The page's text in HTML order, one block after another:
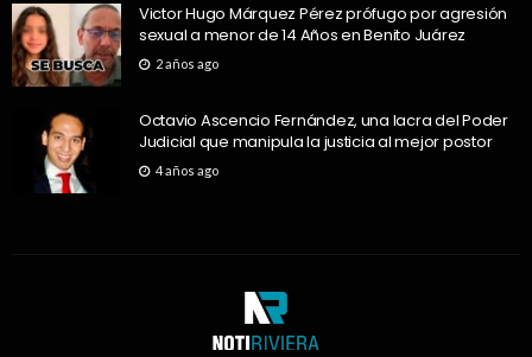
Victor Hugo Márquez Pérez prófugo por agresión
sexual a menor de 14 Años en Benito Juárez
2 años ago
Octavio Ascencio Fernández, una lacra del Poder
Judicial que manipula la justicia al mejor postor
4 años ago